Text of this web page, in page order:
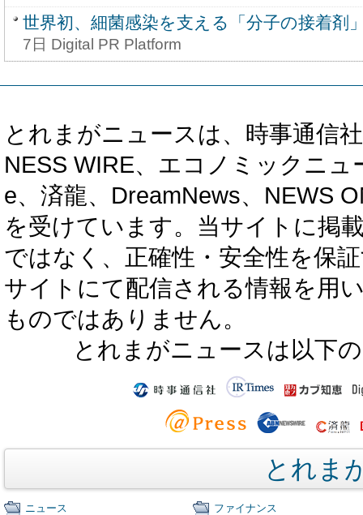
世界初、細菌感染を支える「分子の接着剤
7日 Digital PR Platform
とれまがニュースは、時事通信
NESS WIRE、エコノミックニ
e、済龍、DreamNews、NEWS
を受けています。当サイトに掲
ではなく、正確性・安全性を保
サイトにて配信される情報を用
ものではありません。
とれまがニュースは以下
とれま
ニュース
ファイナンス